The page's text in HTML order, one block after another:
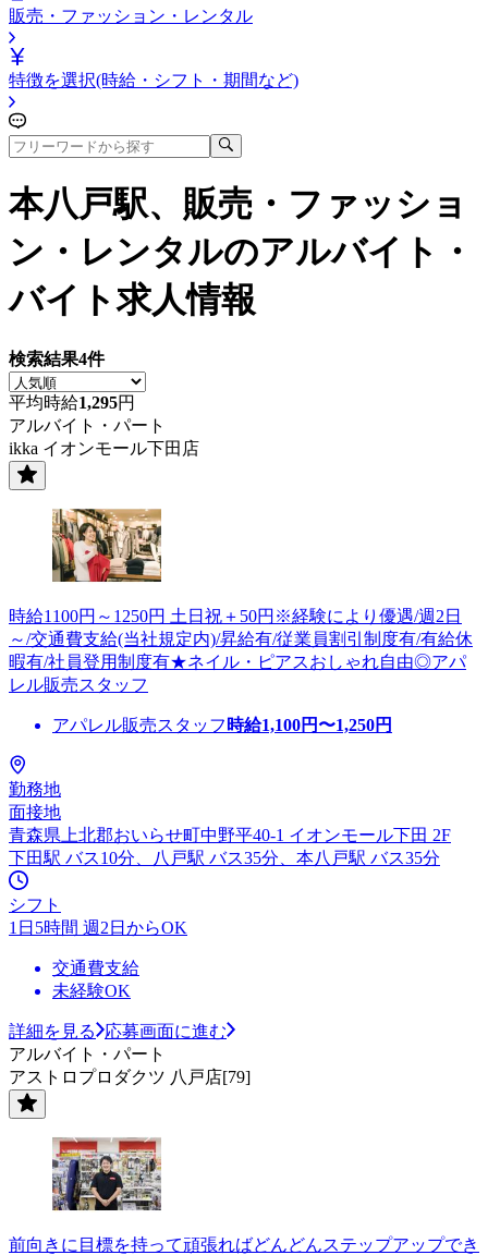
販売・ファッション・レンタル
特徴を選択(時給・シフト・期間など)
本八戸駅、販売・ファッショ
ン・レンタルのアルバイト・
バイト求人情報
検索結果4件
平均時給1,295円
アルバイト・パート
ikka イオンモール下田店
時給1100円～1250円 土日祝＋50円※経験により優遇/週2日
～/交通費支給(当社規定内)/昇給有/従業員割引制度有/有給休
暇有/社員登用制度有★ネイル・ピアスおしゃれ自由◎アパ
レル販売スタッフ
アパレル販売スタッフ 時給1,100円〜1,250円
勤務地
面接地
青森県上北郡おいらせ町中野平40-1 イオンモール下田 2F
下田駅 バス10分、八戸駅 バス35分、本八戸駅 バス35分
シフト
1日5時間 週2日からOK
交通費支給
未経験OK
詳細を見る
応募画面に進む
アルバイト・パート
アストロプロダクツ 八戸店[79]
前向きに目標を持って頑張ればどんどんステップアップでき